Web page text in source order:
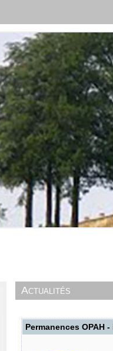
Actualités
Permanences